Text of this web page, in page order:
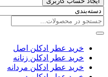
خرید عطر ادکلن اصل
خرید عطر ادکلن زنانه
خرید عطر ادکلن مردانه